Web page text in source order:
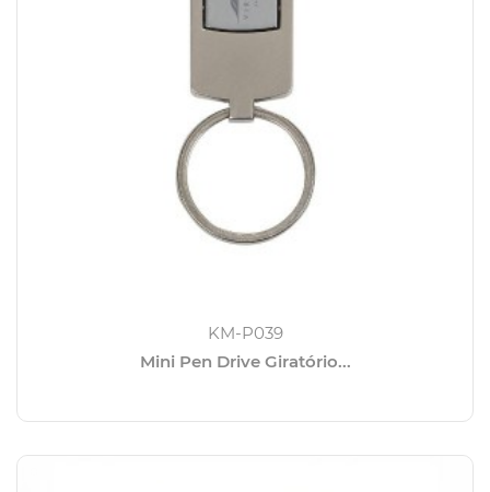
KM-P039
Mini Pen Drive Giratório...